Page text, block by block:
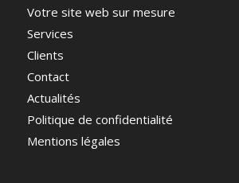
Votre site web sur mesure
Services
Clients
Contact
Actualités
Politique de confidentialité
Mentions légales